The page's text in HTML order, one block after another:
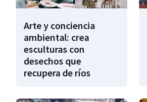
Arte y conciencia
ambiental: crea
esculturas con
desechos que
recupera de ríos